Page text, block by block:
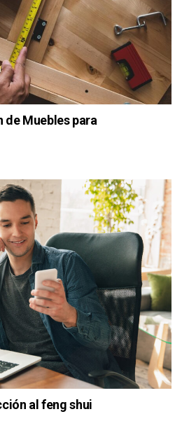
de Muebles para
al feng shui